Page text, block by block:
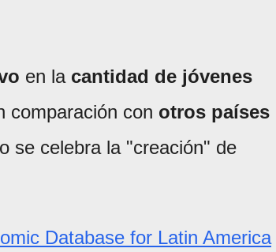
en la cantidad de jóvenes
comparación con otros países
se celebra la "creación" de
Database for Latin America